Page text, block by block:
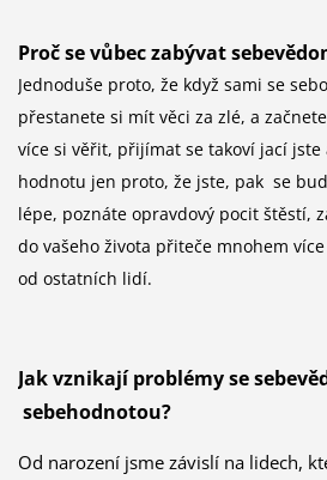
Proč se vůbec zabývat
Jednoduše proto, že když sami se
přestanete si mít věci za zlé, a
více si věřit, přijímat se takoví jací jste
hodnotu jen proto, že jste, pak se
lépe, poznáte opravdový pocit štěstí,
do vašeho života přiteče mnohem
od ostatních lidí.
Jak vznikají problémy se
sebehodnotou?
Od narození jsme závislí na lidech,